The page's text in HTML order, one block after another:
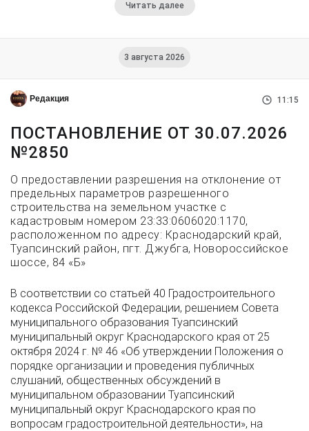
Читать далее
3 августа 2026
Редакция 11:15
ПОСТАНОВЛЕНИЕ ОТ 30.07.2026
№2850
О предоставлении разрешения на отклонение от
предельных параметров разрешенного
строительства на земельном участке с
кадастровым номером 23:33:0606020:1170,
расположенном по адресу: Краснодарский край,
Туапсинский район, пгт. Джубга, Новороссийское
шоссе, 84 «Б»
В соответствии со статьей 40 Градостроительного
кодекса Российской Федерации, решением Совета
муниципального образования Туапсинский
муниципальный округ Краснодарского края от 25
октября 2024 г. № 46 «Об утверждении Положения о
порядке организации и проведения публичных
слушаний, общественных обсуждений в
муниципальном образовании Туапсинский
муниципальный округ Краснодарского края по
вопросам градостроительной деятельности», на